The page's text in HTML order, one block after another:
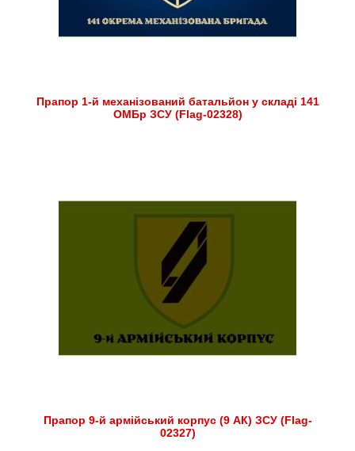
Прапор 1-й механізований батальйон у складі 141
ОМБр ЗСУ (Flag-02328)
Прапор 9-й армійський корпус (9 АК) ЗСУ (Flag-
02327)